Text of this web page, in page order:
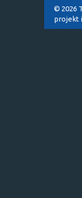
© 2026
projekt